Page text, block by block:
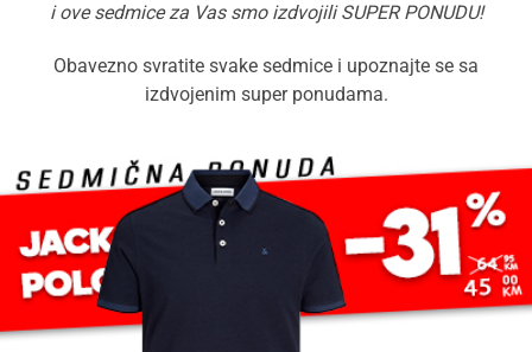
i ove sedmice za Vas smo izdvojili SUPER PONUDU!
Obavezno svratite svake sedmice i upoznajte se sa
izdvojenim super ponudama.